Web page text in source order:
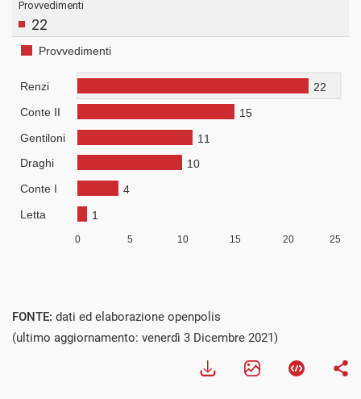
FONTE: dati ed elaborazione openpolis
(ultimo aggiornamento: venerdì 3 Dicembre 2021)